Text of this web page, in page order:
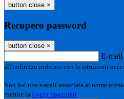
button close ×
Recupero password
button close ×
E-mail
all'indirizzo indicato con le istruzioni
Non hai una e-mail associata al nome
tramite la Login Spaggiari